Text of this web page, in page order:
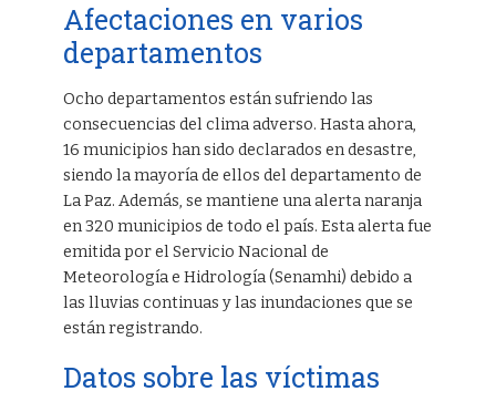
Afectaciones en varios
departamentos
Ocho departamentos están sufriendo las
consecuencias del clima adverso. Hasta ahora,
16 municipios han sido declarados en desastre,
siendo la mayoría de ellos del departamento de
La Paz. Además, se mantiene una alerta naranja
en 320 municipios de todo el país. Esta alerta fue
emitida por el Servicio Nacional de
Meteorología e Hidrología (Senamhi) debido a
las lluvias continuas y las inundaciones que se
están registrando.
Datos sobre las víctimas